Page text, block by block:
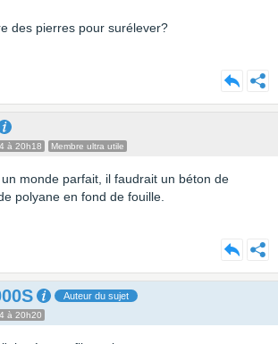
des pierres pour surélever?
à 20h18 Membre ultra utile
monde parfait, il faudrait un béton de
polyane en fond de fouille.
Auteur du sujet
à 20h20